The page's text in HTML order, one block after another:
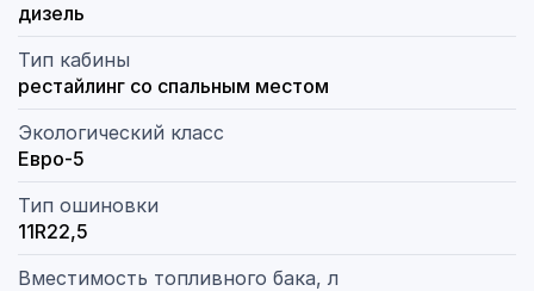
дизель
Тип кабины
рестайлинг со спальным местом
Экологический класс
Евро-5
Тип ошиновки
11R22,5
Вместимость топливного бака, л